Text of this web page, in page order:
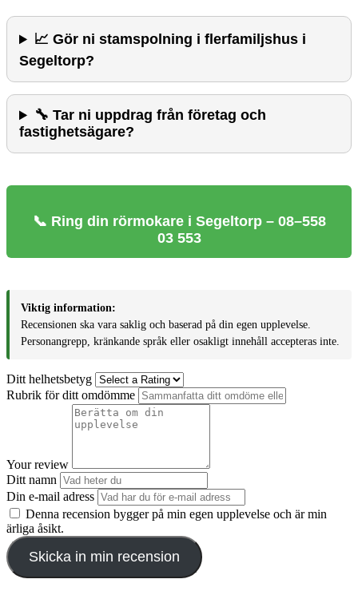
📈 Gör ni stamspolning i flerfamiljshus i
Segeltorp?
🔧 Tar ni uppdrag från företag och
fastighetsägare?
📞 Ring din rörmokare i Segeltorp – 08–558
03 553
Viktig information:
Recensionen ska vara saklig och baserad på din egen upplevelse.
Personangrepp, kränkande språk eller osakligt innehåll accepteras inte.
Ditt helhetsbetyg
Rubrik för ditt omdömme
Your review
Ditt namn
Din e-mail adress
Denna recension bygger på min egen upplevelse och är min
ärliga åsikt.
Skicka in min recension